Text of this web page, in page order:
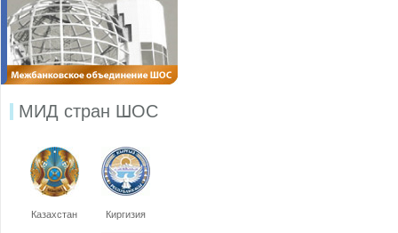
МИД стран ШОС
Казахстан Киргизия